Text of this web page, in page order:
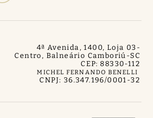
MICHEL FERNANDO BENELLI
4ª Avenida, 1400, Loja 03 -
Centro, Balneário Camboriú-SC
CEP: 88330-112
CNPJ: 36.347.196/0001-32